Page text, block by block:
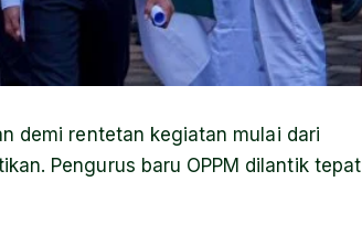
demi rentetan kegiatan mulai dari
Pengurus baru OPPM dilantik tepat